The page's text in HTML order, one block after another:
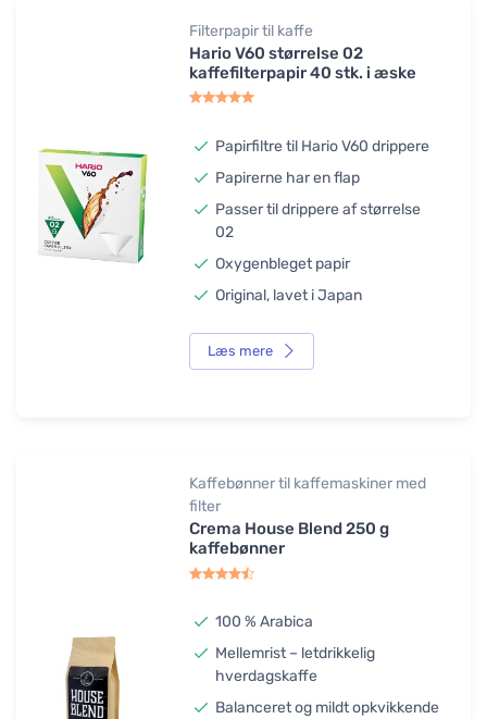
Filterpapir til kaffe
Hario V60 størrelse 02
kaffefilterpapir 40 stk. i æske
Papirfiltre til Hario V60 drippere
Papirerne har en flap
Passer til drippere af størrelse
02
Oxygenbleget papir
Original, lavet i Japan
Læs mere
Kaffebønner til kaffemaskiner med
filter
Crema House Blend 250 g
kaffebønner
100 % Arabica
Mellemrist – letdrikkelig
hverdagskaffe
Balanceret og mildt opkvikkende